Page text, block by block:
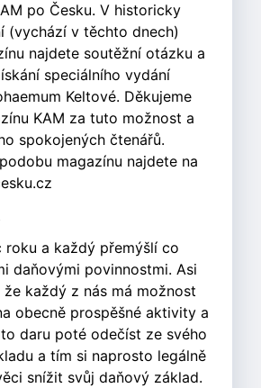
po Česku. V historicky
(vychází v těchto dnech)
najdete soutěžní otázku a
speciálního vydání
Keltové. Děkujeme
KAM za tuto možnost a
spokojených čtenářů.
magazínu najdete na
roku a každý přemýšlí co
daňovými povinnostmi. Asi
že každý z nás má možnost
obecně prospěšné aktivity a
daru poté odečíst ze svého
a tím si naprosto legálně
snížit svůj daňový základ.